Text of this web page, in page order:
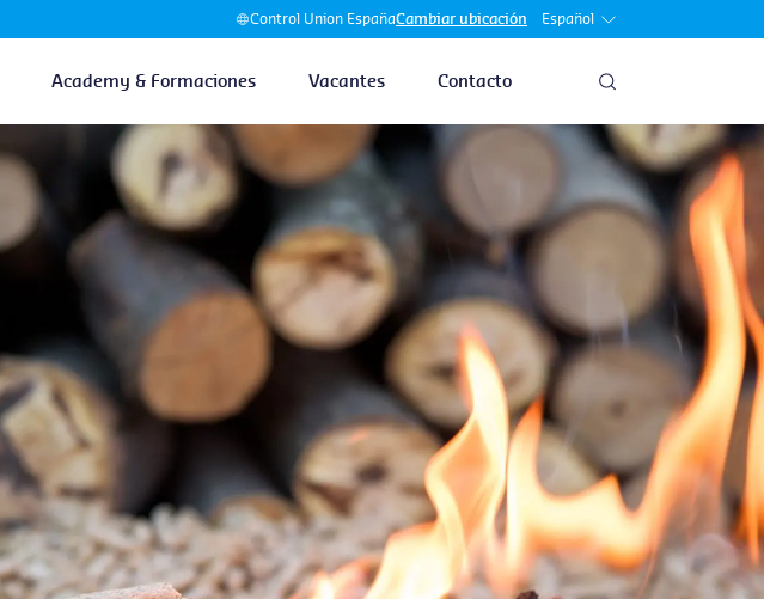
Control Union EspañaCambiar ubicación Español
Academy & Formaciones Vacantes Contacto